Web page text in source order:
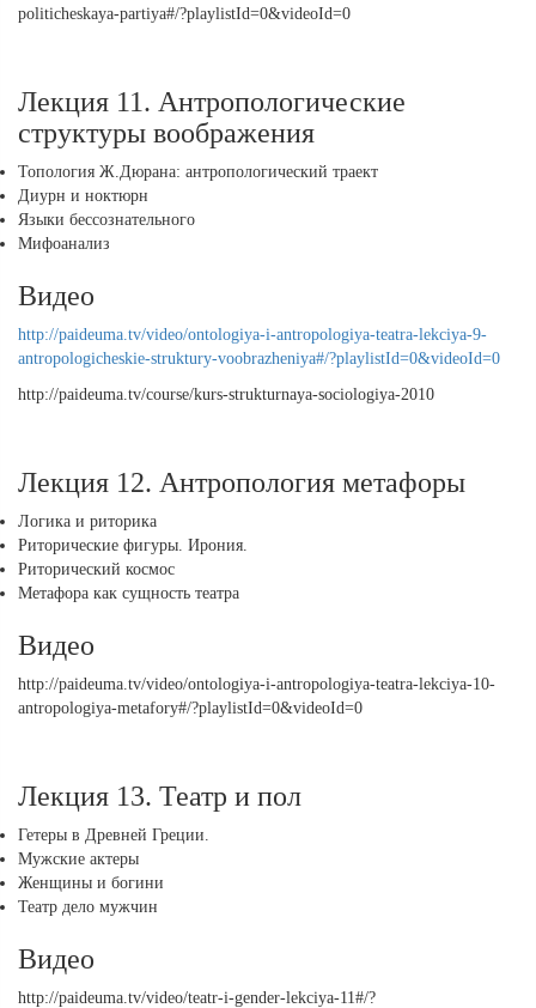
politicheskaya-partiya#/?playlistId=0&videoId=0
Лекция 11. Антропологические
структуры воображения
Топология Ж.Дюрана: антропологический траект
Диурн и ноктюрн
Языки бессознательного
Мифоанализ
Видео
http://paideuma.tv/video/ontologiya-i-antropologiya-teatra-lekciya-9-
antropologicheskie-struktury-voobrazheniya#/?playlistId=0&videoId=0
http://paideuma.tv/course/kurs-strukturnaya-sociologiya-2010
Лекция 12. Антропология метафоры
Логика и риторика
Риторические фигуры. Ирония.
Риторический космос
Метафора как сущность театра
Видео
http://paideuma.tv/video/ontologiya-i-antropologiya-teatra-lekciya-10-
antropologiya-metafory#/?playlistId=0&videoId=0
Лекция 13. Театр и пол
Гетеры в Древней Греции.
Мужские актеры
Женщины и богини
Театр дело мужчин
Видео
http://paideuma.tv/video/teatr-i-gender-lekciya-11#/?